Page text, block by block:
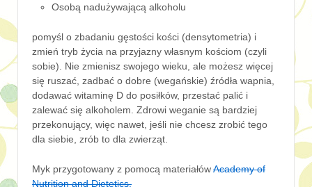
Osobą nadużywającą alkoholu
pomyśl o zbadaniu gęstości kości (densytometria) i
zmień tryb życia na przyjazny własnym kościom (czyli
sobie). Nie zmienisz swojego wieku, ale możesz więcej
się ruszać, zadbać o dobre (wegańskie) źródła wapnia,
dodawać witaminę D do posiłków, przestać palić i
zalewać się alkoholem. Zdrowi weganie są bardziej
przekonujący, więc nawet, jeśli nie chcesz zrobić tego
dla siebie, zrób to dla zwierząt.
Myk przygotowany z pomocą materiałówAcademy of
Nutrition and Dietetics.